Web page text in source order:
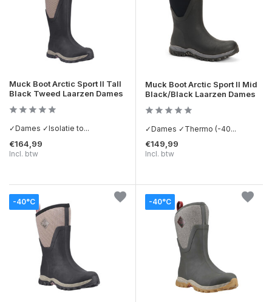
Muck Boot Arctic Sport II Tall
Black Tweed Laarzen Dames
✓Dames ✓Isolatie to...
€164,99
Incl. btw
Muck Boot Arctic Sport II Mid
Black/Black Laarzen Dames
✓Dames ✓Thermo (-40...
€149,99
Incl. btw
-40°C -40°C